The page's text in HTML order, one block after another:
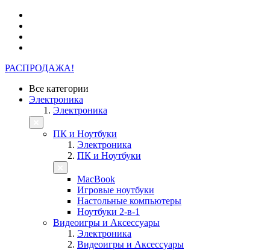
РАСПРОДАЖА!
Все категории
Электроника
Электроника
ПК и Ноутбуки
Электроника
ПК и Ноутбуки
MacBook
Игровые ноутбуки
Настольные компьютеры
Ноутбуки 2-в-1
Видеоигры и Аксессуары
Электроника
Видеоигры и Аксессуары